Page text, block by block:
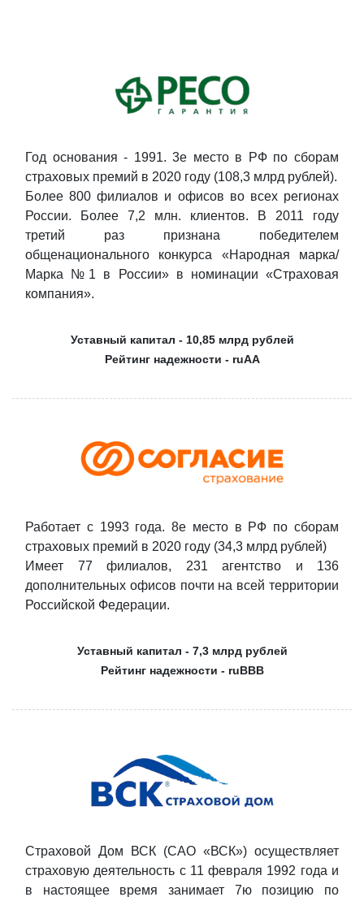
Год основания - 1991. 3е место в РФ по сборам
страховых премий в 2020 году (108,3 млрд рублей).
Более 800 филиалов и офисов во всех регионах
России. Более 7,2 млн. клиентов. В 2011 году
третий раз признана победителем
общенационального конкурса «Народная марка/
Марка №1 в России» в номинации «Страховая
компания».
Уставный капитал - 10,85 млрд рублей
Рейтинг надежности - ruAA
Работает с 1993 года. 8е место в РФ по сборам
страховых премий в 2020 году (34,3 млрд рублей)
Имеет 77 филиалов, 231 агентство и 136
дополнительных офисов почти на всей территории
Российской Федерации.
Уставный капитал - 7,3 млрд рублей
Рейтинг надежности - ruBBB
Страховой Дом ВСК (САО «ВСК») осуществляет
страховую деятельность с 11 февраля 1992 года и
в настоящее время занимает 7ю позицию по